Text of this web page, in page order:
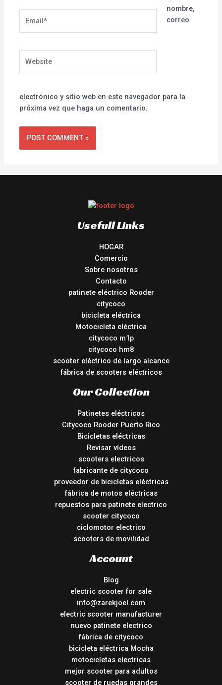
nombre,
correo
electrónico y sitio web en este navegador para la
próxima vez que haga un comentario.
Usefull Links
HOGAR
Comercio
Sobre nosotros
Contacto
patinete eléctrico Rooder
citycoco
bicicleta eléctrica
Motocicleta eléctrica
citycoco m1p
citycoco hm8
scooter eléctrico de largo alcance
fábrica de scooters eléctricos
Our Collection
Patinetes eléctricos
Citycoco Rooder Puerto Rico
Bicicletas eléctricas
Revisar vídeos
scooters electricos
fabricante de citycoco
proveedor de bicicletas eléctricas
fábrica de motos eléctricas
repuestos para patinete electrico
scooter citycoco
ciclomotor electrico
scooters de movilidad
Account
Blog
electric scooter for sale
info@zarekjoel.com
electric scooter manufacturer
nuevo patinete electrico
fábrica de citycoco
bicicleta eléctrica Mocha
motocicletas electricas
mejor scooter para adultos
scooter de ruedas grandes